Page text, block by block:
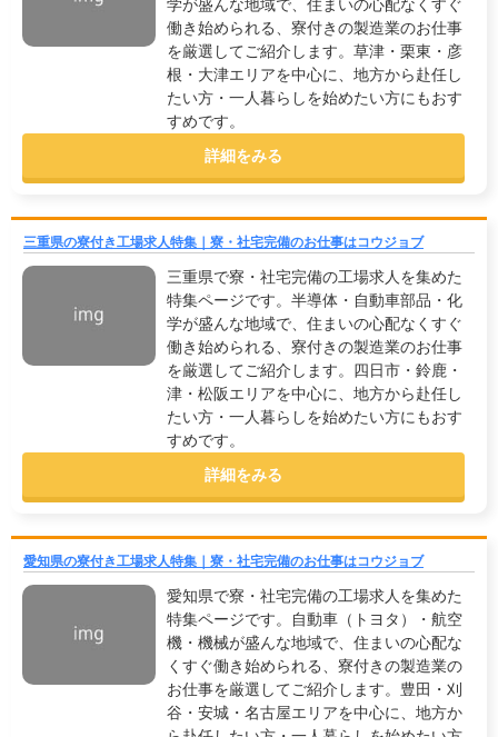
学が盛んな地域で、住まいの心配なくすぐ
働き始められる、寮付きの製造業のお仕事
を厳選してご紹介します。草津・栗東・彦
根・大津エリアを中心に、地方から赴任し
たい方・一人暮らしを始めたい方にもおす
すめです。
詳細をみる
三重県の寮付き工場求人特集｜寮・社宅完備のお仕事はコウジョブ
三重県で寮・社宅完備の工場求人を集めた
特集ページです。半導体・自動車部品・化
学が盛んな地域で、住まいの心配なくすぐ
働き始められる、寮付きの製造業のお仕事
を厳選してご紹介します。四日市・鈴鹿・
津・松阪エリアを中心に、地方から赴任し
たい方・一人暮らしを始めたい方にもおす
すめです。
詳細をみる
愛知県の寮付き工場求人特集｜寮・社宅完備のお仕事はコウジョブ
愛知県で寮・社宅完備の工場求人を集めた
特集ページです。自動車（トヨタ）・航空
機・機械が盛んな地域で、住まいの心配な
くすぐ働き始められる、寮付きの製造業の
お仕事を厳選してご紹介します。豊田・刈
谷・安城・名古屋エリアを中心に、地方か